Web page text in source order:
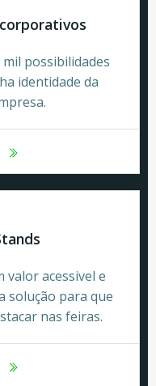
possibilidades
identidade da
valor acessivel e
solução para que
nas feiras.